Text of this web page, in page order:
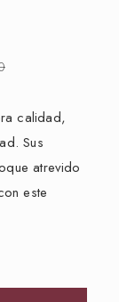
calidad,
Sus
atrevido
este